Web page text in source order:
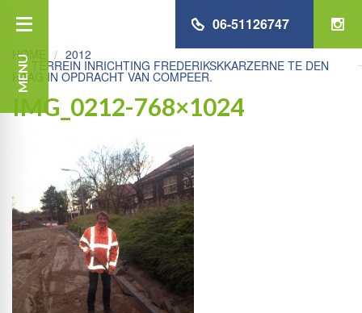
MENU
06-51126747
HOME 2012
TERREIN INRICHTING FREDERIKSKKARZERNE TE DEN
HAAG IN OPDRACHT VAN COMPEER.
IMG_0212-768×1024